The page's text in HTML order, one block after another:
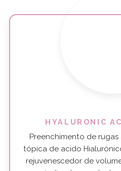
HYALURONIC
Preenchimento de
tópica de acido
rejuvenescedor de